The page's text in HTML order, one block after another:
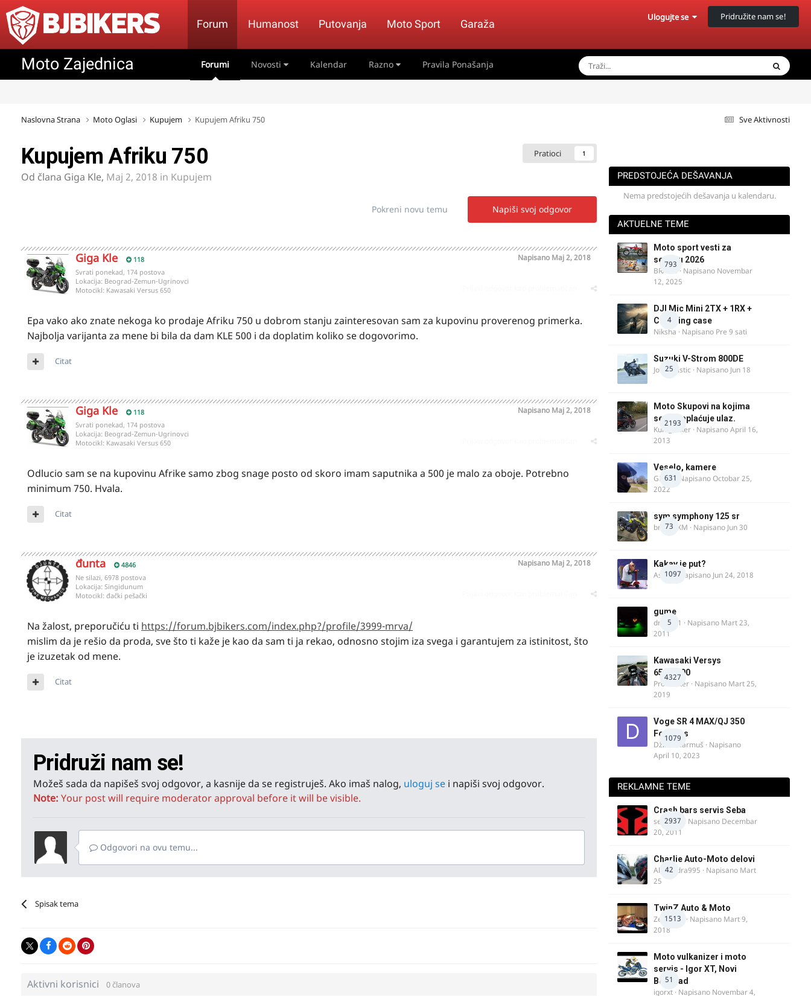
Forum Humanost Putovanja Moto Sport Garaža
Ulogujte se Pridružite nam se!
Moto Zajednica Forumi Novosti Kalendar Razno Pravila Ponašanja
Sve Aktivnosti
Naslovna Strana Moto Oglasi Kupujem Kupujem Afriku 750
Pratioci 1
Kupujem Afriku 750
Od člana Giga Kle, Maj 2, 2018 in Kupujem
Napiši svoj odgovor
Pokreni novu temu
Giga Kle 118 Napisano Maj 2, 2018
Svrati ponekad, 174 postova
Lokacija: Beograd-Zemun-Ugrinovci
Motocikl: Kawasaki Versus 650
Epa vako ako znate nekoga ko prodaje Afriku 750 u dobrom stanju zainteresovan sam za kupovinu proverenog primerka.
Najbolja varijanta za mene bi bila da dam KLE 500 i da doplatim koliko se dogovorimo.
Citat
Giga Kle 118 Napisano Maj 2, 2018
Svrati ponekad, 174 postova
Lokacija: Beograd-Zemun-Ugrinovci
Motocikl: Kawasaki Versus 650
Odlucio sam se na kupovinu Afrike samo zbog snage posto od skoro imam saputnika a 500 je malo za oboje. Potrebno
minimum 750. Hvala.
Citat
đunta 4846 Napisano Maj 2, 2018
Ne silazi, 6978 postova
Lokacija: Singidunum
Motocikl: đački pešački
Na žalost, preporučiću ti https://forum.bjbikers.com/index.php?/profile/3999-mrva/
mislim da je rešio da proda, sve što ti kaže je kao da sam ti ja rekao, odnosno stojim iza svega i garantujem za istinitost, što
je izuzetak od mene.
Citat
Pridruži nam se!
Možeš sada da napišeš svoj odgovor, a kasnije da se registruješ. Ako imaš nalog, uloguj se i napiši svoj odgovor.
Note: Your post will require moderator approval before it will be visible.
Odgovori na ovu temu...
Spisak tema
Aktivni korisnici 0 članova
PREDSTOJEĆA DEŠAVANJA
Nema predstojećih dešavanja u kalendaru.
AKTUELNE TEME
793
Moto sport vesti za
sezonu 2026
BRACO · Napisano Novembar
12, 2025
4
DJI Mic Mini 2TX + 1RX +
Charging case
Niksha · Napisano Pre 9 sati
25
Suzuki V-Strom 800DE
Jovan Ristic · Napisano Jun 18
2193
Moto Skupovi na kojima
se ne naplaćuje ulaz.
Kum_Mixer · NapisanoApril 16,
2013
631
Veselo, kamere
GR 46· NapisanoOctobar 25,
2022
73
sym symphony 125 sr
brankoXM · Napisano Jun 30
1097
Kakav je put?
Astral· Napisano Jun 24, 2018
5
gume
dragan1 · Napisano Mart 23,
2011
4327
Kawasaki Versys
650/1000
ProMaster · Napisano Mart 25,
2019
1079
Voge SR 4 MAX/QJ 350
Fortress
Džim Džarmuš · Napisano
April 10, 2023
REKLAMNE TEME
2937
Crash bars servis Seba
seba011 · Napisano Decembar
20, 2011
42
Charlie Auto-Moto delovi
Alexandra995 · Napisano Mart
25
1513
TwinZ Auto & Moto
Zeljkamp · Napisano Mart 9,
2018
51
Moto vulkanizer i moto
servis - Igor XT, Novi
Beograd
igorxt · Napisano Novembar 4,